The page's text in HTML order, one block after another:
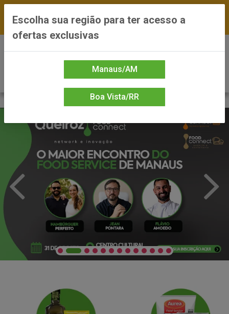
*Preços exclusivos do site — Entrega em até 24h
Escolha sua região para ter acesso a
ofertas exclusivas
Manaus/AM
Boa Vista/RR